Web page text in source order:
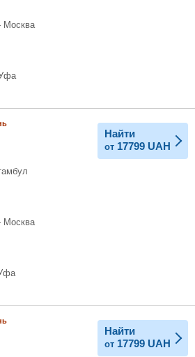
Найти
от 17799 UAH
Найти
от 17799 UAH